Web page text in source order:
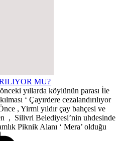
MU?
yıllarda köylünün parası İle
‘ Çayırdere cezalandırılıyor
, Yirmi yıldır çay bahçesi ve
, Silivri Belediyesi’nin uhdesinde
Piknik Alanı ‘ Mera’ olduğu